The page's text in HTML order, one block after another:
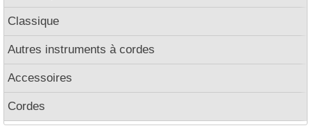
Classique
Autres instruments à cordes
Accessoires
Cordes